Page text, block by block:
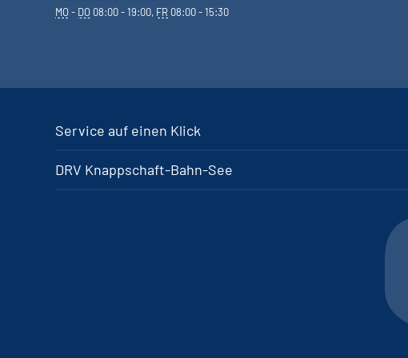
MO- DO 08:00 - 19:00, FR 08:00 - 15:30
Service auf einen Klick
DRV Knappschaft-Bahn-See